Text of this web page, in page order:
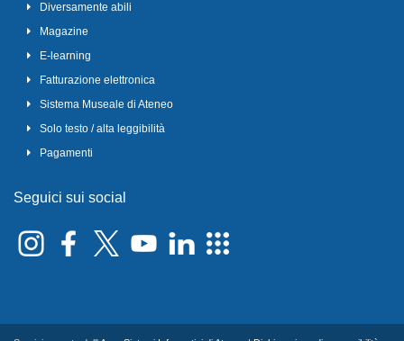
Diversamente abili
Magazine
E-learning
Fatturazione elettronica
Sistema Museale di Ateneo
Solo testo / alta leggibilità
Pagamenti
Seguici sui social